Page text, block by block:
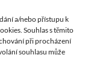
a/nebo přístupu k
Souhlas s těmito
při procházení
souhlasu může